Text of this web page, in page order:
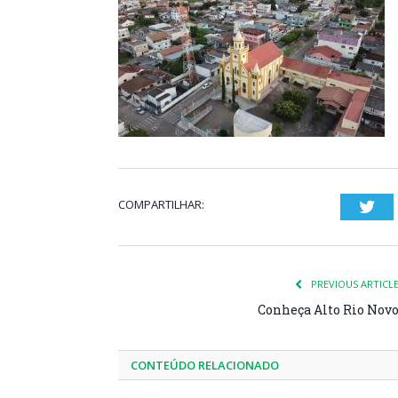
COMPARTILHAR:
PREVIOUS ARTICLE
Conheça Alto Rio Novo
CONTEÚDO RELACIONADO